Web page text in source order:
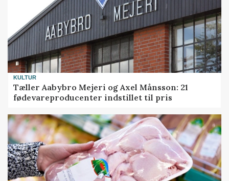
KULTUR
Tæller Aabybro Mejeri og Axel Månsson: 21
fødevareproducenter indstillet til pris